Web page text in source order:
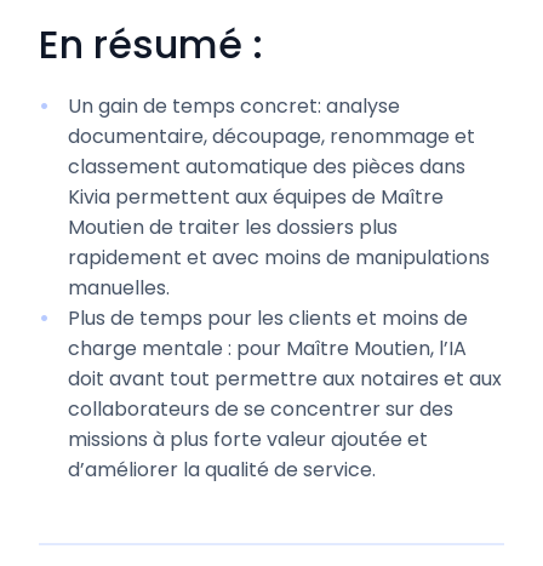
En résumé :
Un gain de temps concret: analyse
documentaire, découpage, renommage et
classement automatique des pièces dans
Kivia permettent aux équipes de Maître
Moutien de traiter les dossiers plus
rapidement et avec moins de manipulations
manuelles.
Plus de temps pour les clients et moins de
charge mentale : pour Maître Moutien, l’IA
doit avant tout permettre aux notaires et aux
collaborateurs de se concentrer sur des
missions à plus forte valeur ajoutée et
d’améliorer la qualité de service.